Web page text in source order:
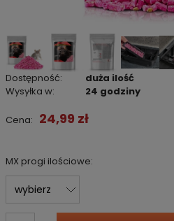
Dostępność:
duża ilość
Wysyłka w:
24 godziny
Cena: 24,99 zł
MX progi ilościowe: